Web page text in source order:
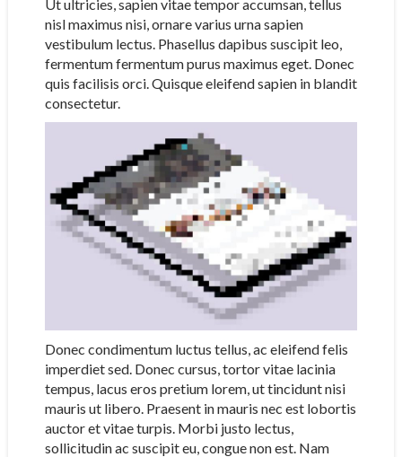
Ut ultricies, sapien vitae tempor accumsan, tellus
nisl maximus nisi, ornare varius urna sapien
vestibulum lectus. Phasellus dapibus suscipit leo,
fermentum fermentum purus maximus eget. Donec
quis facilisis orci. Quisque eleifend sapien in blandit
consectetur.
Donec condimentum luctus tellus, ac eleifend felis
imperdiet sed. Donec cursus, tortor vitae lacinia
tempus, lacus eros pretium lorem, ut tincidunt nisi
mauris ut libero. Praesent in mauris nec est lobortis
auctor et vitae turpis. Morbi justo lectus,
sollicitudin ac suscipit eu, congue non est. Nam